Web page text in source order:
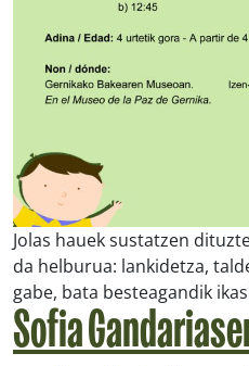
Jolas hauek sustatzen
da helburua: lankidetza,
gabe, bata besteagandik
Sofia